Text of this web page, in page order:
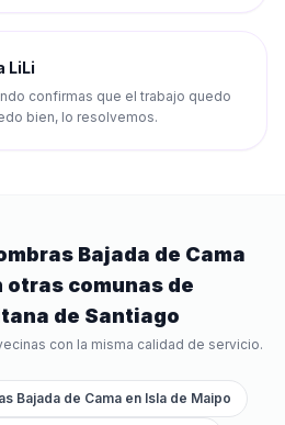
LiLi
confirmas que el trabajo quedo
bien, lo resolvemos.
Bajada de Cama
otras comunas de
de Santiago
con la misma calidad de servicio.
Bajada de Camaen Isla de Maipo